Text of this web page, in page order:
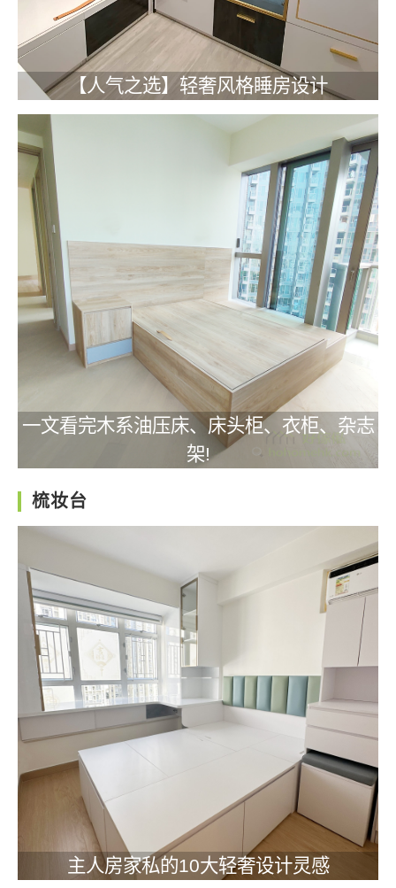
【人气之选】轻奢风格睡房设计
一文看完木系油压床、床头柜、衣柜、杂志
架!
梳妆台
主人房家私的10大轻奢设计灵感